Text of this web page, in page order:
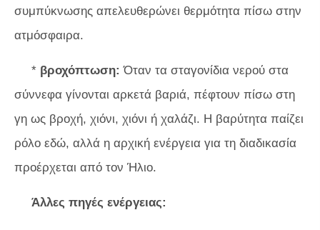
συμπύκνωσης απελευθερώνει θερμότητα πίσω στην
ατμόσφαιρα.
* βροχόπτωση: Όταν τα σταγονίδια νερού στα
σύννεφα γίνονται αρκετά βαριά, πέφτουν πίσω στη
γη ως βροχή, χιόνι, χιόνι ή χαλάζι. Η βαρύτητα παίζει
ρόλο εδώ, αλλά η αρχική ενέργεια για τη διαδικασία
προέρχεται από τον Ήλιο.
Άλλες πηγές ενέργειας: